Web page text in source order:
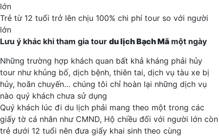
lớn
Trẻ từ 12 tuổi trở lên chịu 100% chi phí tour so với người
lớn
Lưu ý khác khi tham gia tour du lịch Bạch Mã một ngày
Những trường hợp khách quan bất khả kháng phải hủy
tour như khủng bố, dịch bệnh, thiên tai, dịch vụ tàu xe bị
hủy, hoãn chuyến… chúng tôi chỉ hoàn lại những dịch vụ
nào quý khách chưa sử dụng
Quý khách lúc đi du lịch phải mang theo một trong các
giấy tờ cá nhân như CMND, Hộ chiều đối với người lớn còn
trẻ dưới 12 tuổi nên đưa giấy khai sinh theo cùng